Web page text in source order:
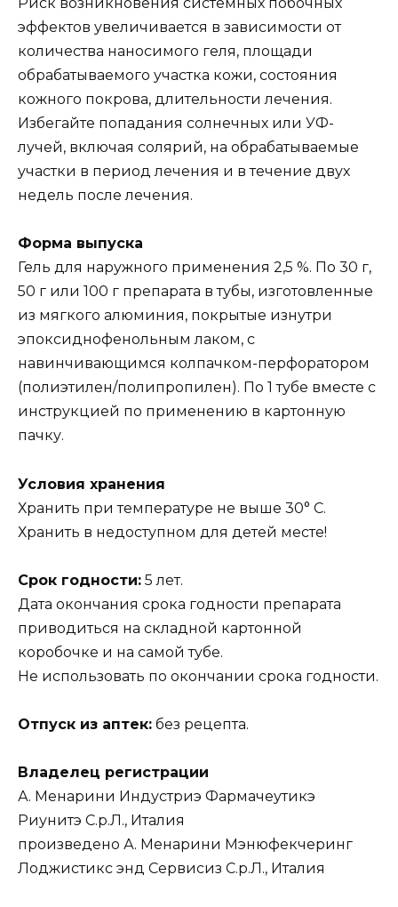
эффектов увеличивается в зависимости от
количества наносимого геля, площади
обрабатываемого участка кожи, состояния
кожного покрова, длительности лечения.
Избегайте попадания солнечных или УФ-
лучей, включая солярий, на обрабатываемые
участки в период лечения и в течение двух
недель после лечения.
Форма выпуска
Гель для наружного применения 2,5 %. По 30 г,
50 г или 100 г препарата в тубы, изготовленные
из мягкого алюминия, покрытые изнутри
эпоксиднофенольным лаком, с
навинчивающимся колпачком-перфоратором
(полиэтилен/полипропилен). По 1 тубе вместе с
инструкцией по применению в картонную
пачку.
Условия хранения
Хранить при температуре не выше 30° С.
Хранить в недоступном для детей месте!
Срок годности: 5 лет.
Дата окончания срока годности препарата
приводиться на складной картонной
коробочке и на самой тубе.
Не использовать по окончании срока годности.
Отпуск из аптек: без рецепта.
Владелец регистрации
А. Менарини Индустриэ Фармачеутикэ
Риунитэ С.р.Л., Италия
произведено А. Менарини Мэнюфекчеринг
Лоджистикс энд Сервисиз С.р.Л., Италия